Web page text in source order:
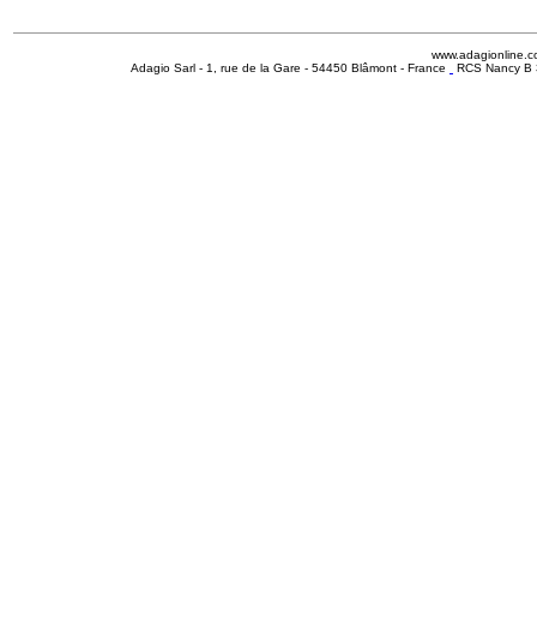
Adagio Sarl - 1, rue de la Gare - 54450 Blâmont - France
RCS Nancy B